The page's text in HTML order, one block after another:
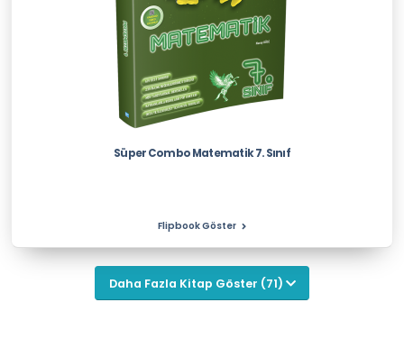
Süper Combo Matematik 7. Sınıf
Flipbook Göster
Daha Fazla Kitap Göster (71)